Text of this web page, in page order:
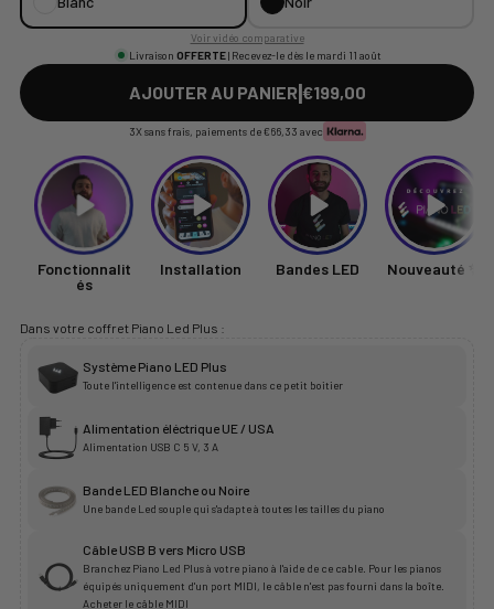
Voir vidéo comparative
Livraison OFFERTE| Recevez-le dès le mardi 11 août
AJOUTER AU PANIER|€199,00
3X sans frais, paiements de€66,33 avec
Fonctionnalit
és
Installation Bandes LED Nouveauté ✨
Dans votre coffret Piano Led Plus :
Système Piano LED Plus
Toute l'intelligence est contenue dans ce petit boitier
Alimentation éléctrique UE / USA
Alimentation USB C 5 V, 3 A
Bande LED Blanche ou Noire
Une bande Led souple qui s'adapte à toutes les tailles du piano
Câble USB B vers Micro USB
Branchez Piano Led Plus à votre piano à l'aide de ce cable. Pour les pianos
équipés uniquement d'un port MIDI, le câble n'est pas fourni dans la boîte.
Acheter le câble MIDI